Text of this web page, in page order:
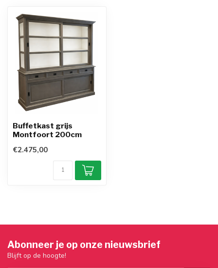
Buffetkast grijs
Montfoort 200cm
€2.475,00
Abonneer je op onze nieuwsbrief
Blijft op de hoogte!